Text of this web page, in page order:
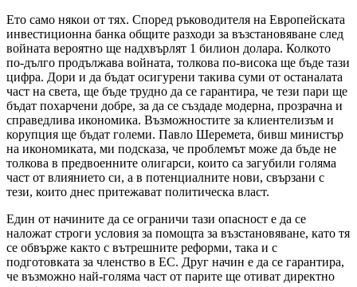
Ето само някои от тях. Според ръководителя на Европейската
инвестиционна банка общите разходи за възстановяване след
войната вероятно ще надхвърлят 1 билион долара. Колкото
по-дълго продължава войната, толкова по-висока ще бъде тази
цифра. Дори и да бъдат осигурени такива суми от останалата
част на света, ще бъде трудно да се гарантира, че тези пари ще
бъдат похарчени добре, за да се създаде модерна, прозрачна и
справедлива икономика. Възможностите за клиентелизъм и
корупция ще бъдат големи. Павло Шеремета, бивш министър
на икономиката, ми подсказа, че проблемът може да бъде не
толкова в предвоенните олигарси, които са загубили голяма
част от влиянието си, а в потенциалните нови, свързани с
тези, които днес притежават политическа власт.
Един от начините да се ограничи тази опасност е да се
наложат строги условия за помощта за възстановяване, като тя
се обвърже както с вътрешните реформи, така и с
подготовката за членство в ЕС. Друг начин е да се гарантира,
че възможно най-голяма част от парите ще отиват директно